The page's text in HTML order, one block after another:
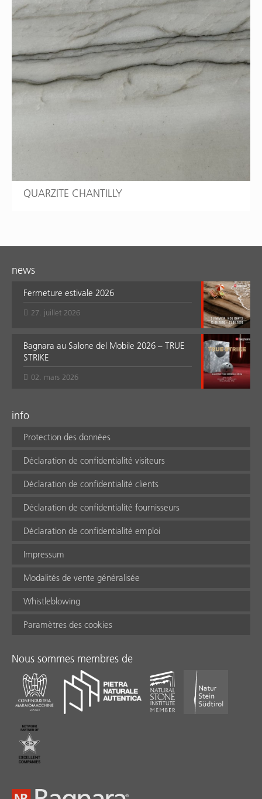
QUARZITE CHANTILLY
news
Fermeture estivale 2026
27. juillet 2026
Bagnara au Salone del Mobile 2026 – TRUE
STRIKE
02. mars 2026
info
Protection des données
Déclaration de confidentialité visiteurs
Déclaration de confidentialité clients
Déclaration de confidentialité fournisseurs
Déclaration de confidentialité emploi
Impressum
Modalités de vente généralisée
Whistleblowing
Paramètres des cookies
Nous sommes membres de